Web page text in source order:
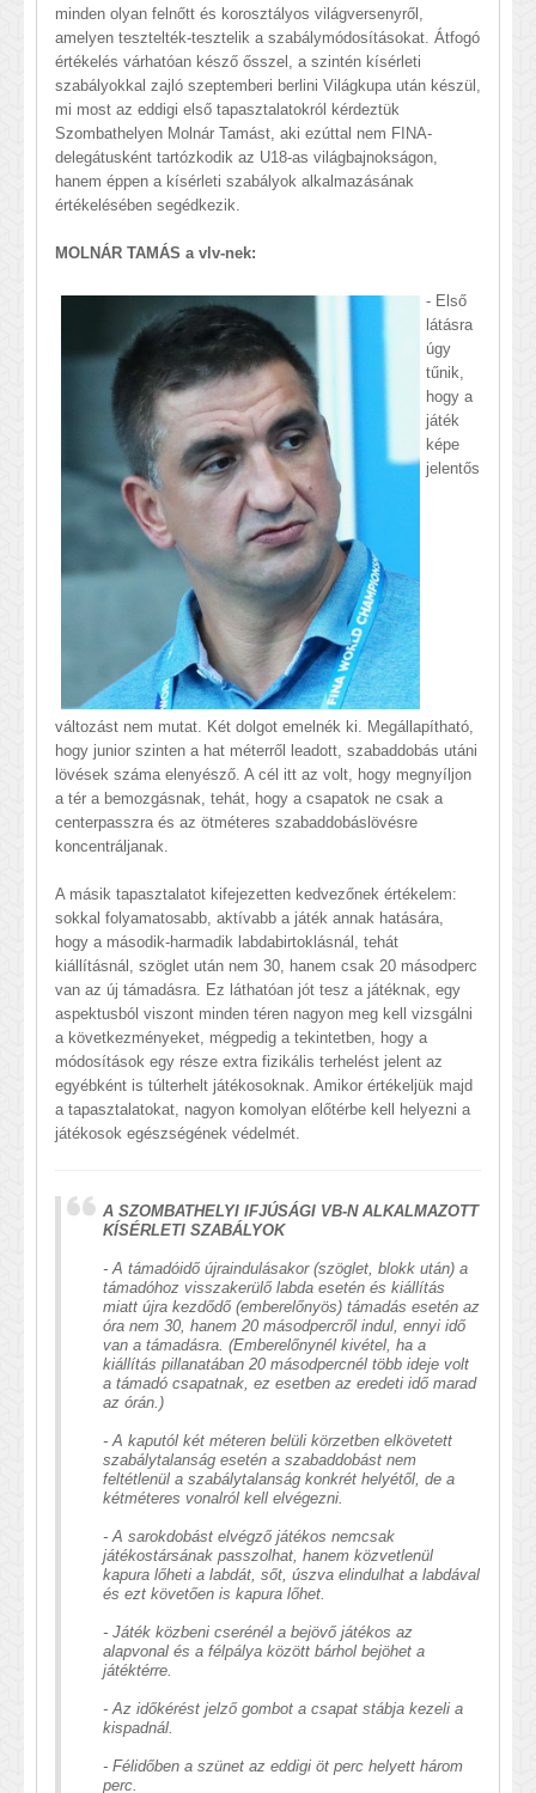
minden olyan felnőtt és korosztályos világversenyről,
amelyen tesztelték-tesztelik a szabálymódosításokat. Átfogó
értékelés várhatóan késző ősszel, a szintén kísérleti
szabályokkal zajló szeptemberi berlini Világkupa után készül,
mi most az eddigi első tapasztalatokról kérdeztük
Szombathelyen Molnár Tamást, aki ezúttal nem FINA-
delegátusként tartózkodik az U18-as világbajnokságon,
hanem éppen a kísérleti szabályok alkalmazásának
értékelésében segédkezik.
MOLNÁR TAMÁS a vlv-nek:
- Első
látásra
úgy
tűnik,
hogy a
játék
képe
jelentős
változást nem mutat. Két dolgot emelnék ki. Megállapítható,
hogy junior szinten a hat méterről leadott, szabaddobás utáni
lövések száma elenyésző. A cél itt az volt, hogy megnyíljon
a tér a bemozgásnak, tehát, hogy a csapatok ne csak a
centerpasszra és az ötméteres szabaddobáslövésre
koncentráljanak.
A másik tapasztalatot kifejezetten kedvezőnek értékelem:
sokkal folyamatosabb, aktívabb a játék annak hatására,
hogy a második-harmadik labdabirtoklásnál, tehát
kiállításnál, szöglet után nem 30, hanem csak 20 másodperc
van az új támadásra. Ez láthatóan jót tesz a játéknak, egy
aspektusból viszont minden téren nagyon meg kell vizsgálni
a következményeket, mégpedig a tekintetben, hogy a
módosítások egy része extra fizikális terhelést jelent az
egyébként is túlterhelt játékosoknak. Amikor értékeljük majd
a tapasztalatokat, nagyon komolyan előtérbe kell helyezni a
játékosok egészségének védelmét.
A SZOMBATHELYI IFJÚSÁGI VB-N ALKALMAZOTT
KÍSÉRLETI SZABÁLYOK
- A támadóidő újraindulásakor (szöglet, blokk után) a
támadóhoz visszakerülő labda esetén és kiállítás
miatt újra kezdődő (emberelőnyös) támadás esetén az
óra nem 30, hanem 20 másodpercről indul, ennyi idő
van a támadásra. (Emberelőnynél kivétel, ha a
kiállítás pillanatában 20 másodpercnél több ideje volt
a támadó csapatnak, ez esetben az eredeti idő marad
az órán.)
- A kaputól két méteren belüli körzetben elkövetett
szabálytalanság esetén a szabaddobást nem
feltétlenül a szabálytalanság konkrét helyétől, de a
kétméteres vonalról kell elvégezni.
- A sarokdobást elvégző játékos nemcsak
játékostársának passzolhat, hanem közvetlenül
kapura lőheti a labdát, sőt, úszva elindulhat a labdával
és ezt követően is kapura lőhet.
- Játék közbeni cserénél a bejövő játékos az
alapvonal és a félpálya között bárhol bejöhet a
játéktérre.
- Az időkérést jelző gombot a csapat stábja kezeli a
kispadnál.
- Félidőben a szünet az eddigi öt perc helyett három
perc.